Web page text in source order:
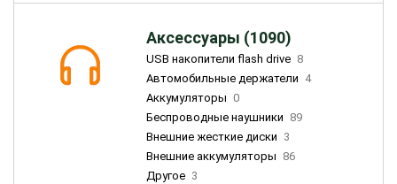
Аксессуары (1090)
USB накопители flash drive 8
Автомобильные держатели 4
Аккумуляторы 0
Беспроводные наушники 89
Внешние жесткие диски 3
Внешние аккумуляторы 86
Другое 3